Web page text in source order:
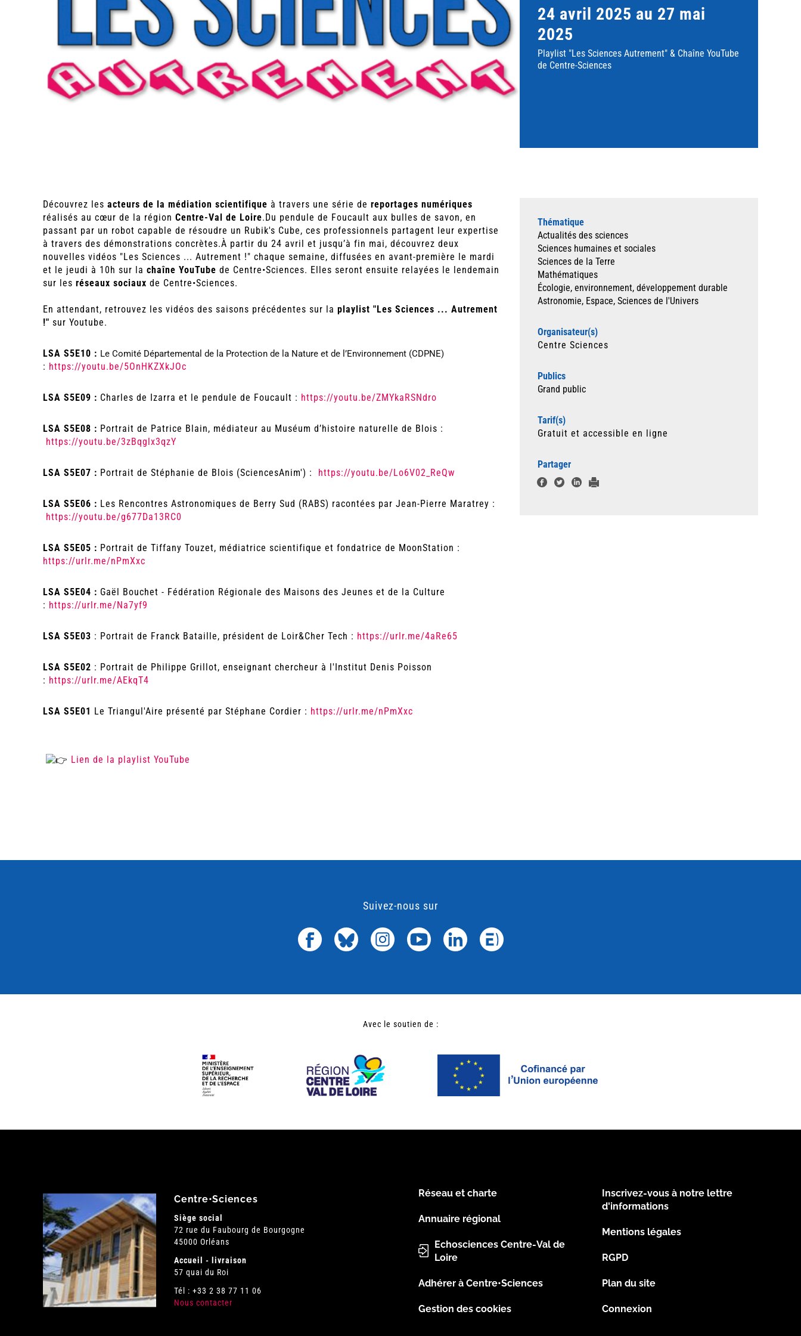
24 avril 2025 au 27 mai
2025
Playlist "Les Sciences Autrement" & Chaîne YouTube
de Centre-Sciences
Découvrez les acteurs de la médiation scientifique à travers une série de reportages numériques
réalisés au cœur de la région Centre-Val de Loire.Du pendule de Foucault aux bulles de savon, en
passant par un robot capable de résoudre un Rubik's Cube, ces professionnels partagent leur expertise
à travers des démonstrations concrètes.À partir du 24 avril et jusqu’à fin mai, découvrez deux
nouvelles vidéos "Les Sciences ... Autrement !" chaque semaine, diffusées en avant-première le mardi
et le jeudi à 10h sur la chaîne YouTube de Centre•Sciences. Elles seront ensuite relayées le lendemain
sur les réseaux sociaux de Centre•Sciences.
En attendant, retrouvez les vidéos des saisons précédentes sur la playlist "Les Sciences ... Autrement
!" sur Youtube.
LSA S5E10 : Le Comité Départemental de la Protection de la Nature et de l’Environnement (CDPNE)
: https://youtu.be/5OnHKZXkJOc
LSA S5E09 : Charles de Izarra et le pendule de Foucault : https://youtu.be/ZMYkaRSNdro
LSA S5E08 : Portrait de Patrice Blain, médiateur au Muséum d’histoire naturelle de Blois :
https://youtu.be/3zBqglx3qzY
LSA S5E07 : Portrait de Stéphanie de Blois (SciencesAnim') : https://youtu.be/Lo6V02_ReQw
LSA S5E06 : Les Rencontres Astronomiques de Berry Sud (RABS) racontées par Jean-Pierre Maratrey :
https://youtu.be/g677Da13RC0
LSA S5E05 : Portrait de Tiffany Touzet, médiatrice scientifique et fondatrice de MoonStation :
https://urlr.me/nPmXxc
LSA S5E04 : Gaël Bouchet - Fédération Régionale des Maisons des Jeunes et de la Culture
: https://urlr.me/Na7yf9
LSA S5E03 : Portrait de Franck Bataille, président de Loir&Cher Tech : https://urlr.me/4aRe65
LSA S5E02 : Portrait de Philippe Grillot, enseignant chercheur à l'Institut Denis Poisson
: https://urlr.me/AEkqT4
LSA S5E01 Le Triangul'Aire présenté par Stéphane Cordier : https://urlr.me/nPmXxc
Lien de la playlist YouTube
Thématique
Actualités des sciences
Sciences humaines et sociales
Sciences de la Terre
Mathématiques
Écologie, environnement, développement durable
Astronomie, Espace, Sciences de l'Univers
Organisateur(s)
Centre Sciences
Publics
Grand public
Tarif(s)
Gratuit et accessible en ligne
Partager
Suivez-nous sur
Avec le soutien de :
Centre•Sciences
Siège social
72 rue du Faubourg de Bourgogne
45000 Orléans
Accueil - livraison
57 quai du Roi
Tél : +33 2 38 77 11 06
Nous contacter
Menu
Pied
de
page
Réseau et charte
Annuaire régional
Echosciences Centre-Val de
Loire
Adhérer à Centre•Sciences
Gestion des cookies
Footer
2
Inscrivez-vous à notre lettre
d'informations
Mentions légales
RGPD
Plan du site
Connexion